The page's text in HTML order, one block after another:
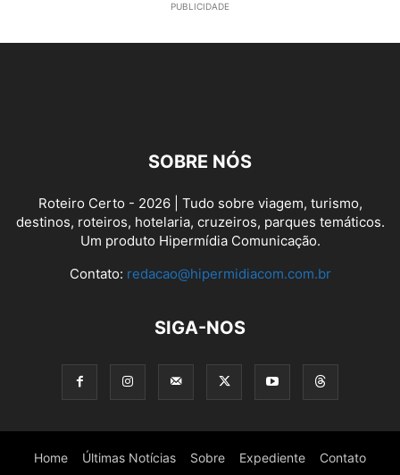
PUBLICIDADE
SOBRE NÓS
Roteiro Certo - 2026 | Tudo sobre viagem, turismo,
destinos, roteiros, hotelaria, cruzeiros, parques temáticos.
Um produto Hipermídia Comunicação.
Contato: redacao@hipermidiacom.com.br
SIGA-NOS
Home Últimas Notícias Sobre Expediente Contato